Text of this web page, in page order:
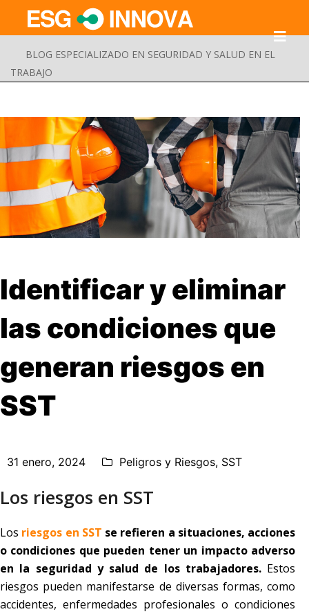
BLOG ESPECIALIZADO EN SEGURIDAD Y SALUD EN EL
TRABAJO
Buscar
Identificar y eliminar
las condiciones que
generan riesgos en
SST
31 enero, 2024 Peligros y Riesgos, SST
Los riesgos en SST
Los riesgos en SST se refieren a situaciones, acciones
o condiciones que pueden tener un impacto adverso
en la seguridad y salud de los trabajadores.Estos
riesgos pueden manifestarse de diversas formas, como
accidentes, enfermedades profesionales o condiciones